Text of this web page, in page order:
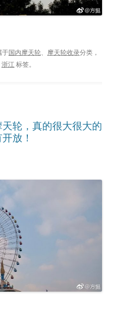
于国内摩天轮、 摩天轮收录分类，
浙江 标签。
轮，真的很大很大的
放！